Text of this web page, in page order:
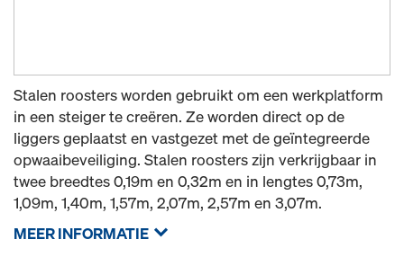
Stalen roosters worden gebruikt om een werkplatform
in een steiger te creëren. Ze worden direct op de
liggers geplaatst en vastgezet met de geïntegreerde
opwaaibeveiliging. Stalen roosters zijn verkrijgbaar in
twee breedtes 0,19m en 0,32m en in lengtes 0,73m,
1,09m, 1,40m, 1,57m, 2,07m, 2,57m en 3,07m.
MEER INFORMATIE